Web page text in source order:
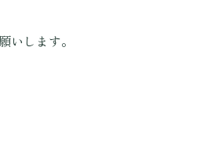
します。